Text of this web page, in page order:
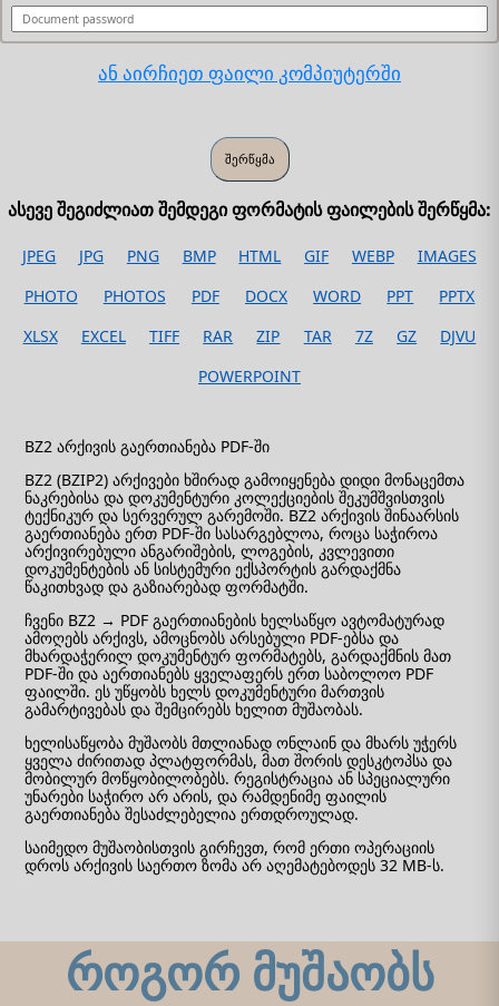
ან აირჩიეთ ფაილი კომპიუტერში
ასევე შეგიძლიათ შემდეგი ფორმატის ფაილების შერწყმა:
JPEG JPG PNG BMP HTML GIF WEBP
IMAGES
PHOTO
PHOTOS PDF DOCX WORD PPT
PPTX
XLSX
EXCEL TIFF RAR ZIP TAR 7Z GZ
DJVU
POWERPOINT
BZ2 არქივის გაერთიანება PDF-ში
BZ2 (BZIP2) არქივები ხშირად გამოიყენება დიდი მონაცემთა
ნაკრებისა და დოკუმენტური კოლექციების შეკუმშვისთვის
ტექნიკურ და სერვერულ გარემოში. BZ2 არქივის შინაარსის
გაერთიანება ერთ PDF-ში სასარგებლოა, როცა საჭიროა
არქივირებული ანგარიშების, ლოგების, კვლევითი
დოკუმენტების ან სისტემური ექსპორტის გარდაქმნა
წაკითხვად და გაზიარებად ფორმატში.
ჩვენი BZ2 → PDF გაერთიანების ხელსაწყო ავტომატურად
ამოღებს არქივს, ამოცნობს არსებული PDF-ებსა და
მხარდაჭერილ დოკუმენტურ ფორმატებს, გარდაქმნის მათ
PDF-ში და აერთიანებს ყველაფერს ერთ საბოლოო PDF
ფაილში. ეს უწყობს ხელს დოკუმენტური მართვის
გამარტივებას და შემცირებს ხელით მუშაობას.
ხელისაწყობა მუშაობს მთლიანად ონლაინ და მხარს უჭერს
ყველა ძირითად პლატფორმას, მათ შორის დესკტოპსა და
მობილურ მოწყობილობებს. რეგისტრაცია ან სპეციალური
უნარები საჭირო არ არის, და რამდენიმე ფაილის
გაერთიანება შესაძლებელია ერთდროულად.
საიმედო მუშაობისთვის გირჩევთ, რომ ერთი ოპერაციის
დროს არქივის საერთო ზომა არ აღემატებოდეს 32 MB-ს.
როგორ მუშაობს